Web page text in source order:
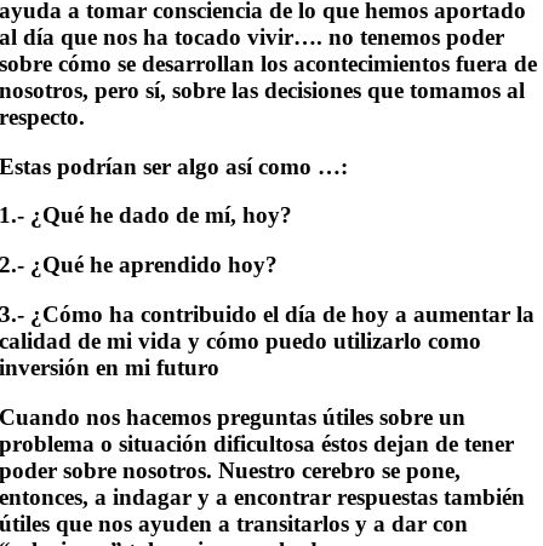
ayuda a tomar consciencia de lo que hemos aportado
al día que nos ha tocado vivir…. no tenemos poder
sobre cómo se desarrollan los acontecimientos fuera de
nosotros, pero sí, sobre las decisiones que tomamos al
respecto.
Estas podrían ser algo así como …:
1.- ¿Qué he dado de mí, hoy?
2.- ¿Qué he aprendido hoy?
3.- ¿Cómo ha contribuido el día de hoy a aumentar la
calidad de mi vida y cómo puedo utilizarlo como
inversión en mi futuro
Cuando nos hacemos preguntas útiles sobre un
problema o situación dificultosa éstos dejan de tener
poder sobre nosotros. Nuestro cerebro se pone,
entonces, a indagar y a encontrar respuestas también
útiles que nos ayuden a transitarlos y a dar con